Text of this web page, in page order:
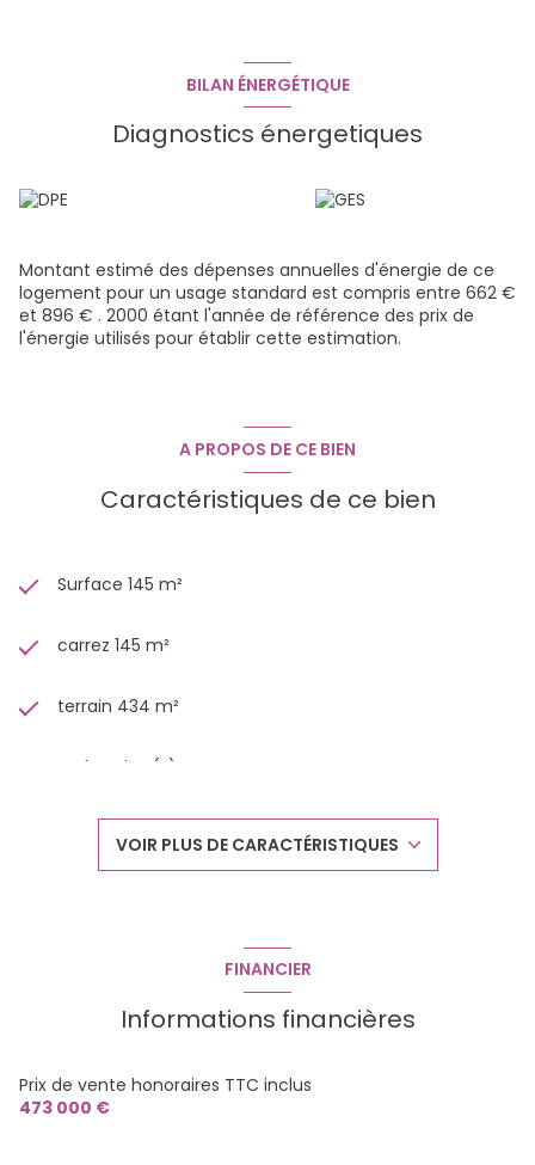
Prix intéressant 2813€/m2 hors terrain, le neuf est
actuellement entre 3500€ et 4000€ le m2 !!!!
POSSIBILITE DE VIVRE DE PLAIN PIED- PRESTATIONS HAUT DE
GAMME-PRIX INTERESSANT
BILAN ÉNERGÉTIQUE
Diagnostics énergetiques
Montant estimé des dépenses annuelles d'énergie de ce
logement pour un usage standard est compris entre 662 €
et 896 € . 2000 étant l'année de référence des prix de
l'énergie utilisés pour établir cette estimation.
A PROPOS DE CE BIEN
Caractéristiques de ce bien
Surface 145 m²
carrez 145 m²
terrain 434 m²
4 chambre(s)
2 salle(s) de bain
cuisine américaine (équipée)
VOIR PLUS DE CARACTÉRISTIQUES
FINANCIER
Informations financières
Prix de vente honoraires TTC inclus
473 000 €